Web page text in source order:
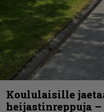
Koululaisille
heijastinreppuja